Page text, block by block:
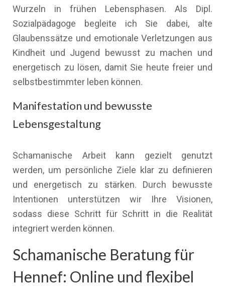
Wurzeln in frühen Lebensphasen. Als Dipl.
Sozialpädagoge begleite ich Sie dabei, alte
Glaubenssätze und emotionale Verletzungen aus
Kindheit und Jugend bewusst zu machen und
energetisch zu lösen, damit Sie heute freier und
selbstbestimmter leben können.
Manifestation und bewusste
Lebensgestaltung
Schamanische Arbeit kann gezielt genutzt
werden, um persönliche Ziele klar zu definieren
und energetisch zu stärken. Durch bewusste
Intentionen unterstützen wir Ihre Visionen,
sodass diese Schritt für Schritt in die Realität
integriert werden können.
Schamanische Beratung für
Hennef: Online und flexibel